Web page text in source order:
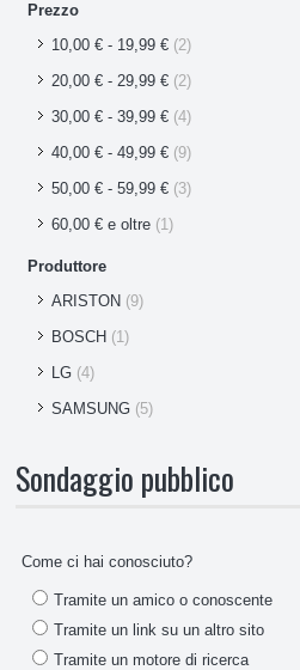
Prezzo
10,00 € - 19,99 € (2)
20,00 € - 29,99 € (2)
30,00 € -39,99 € (4)
40,00 € -49,99 € (9)
50,00 € -59,99 € (3)
60,00 € e oltre (1)
Produttore
ARISTON (9)
BOSCH (1)
LG (4)
SAMSUNG (5)
Sondaggio pubblico
Come ci hai conosciuto?
Tramite un amico o conoscente
Tramite un link su un altro sito
Tramite un motore di ricerca